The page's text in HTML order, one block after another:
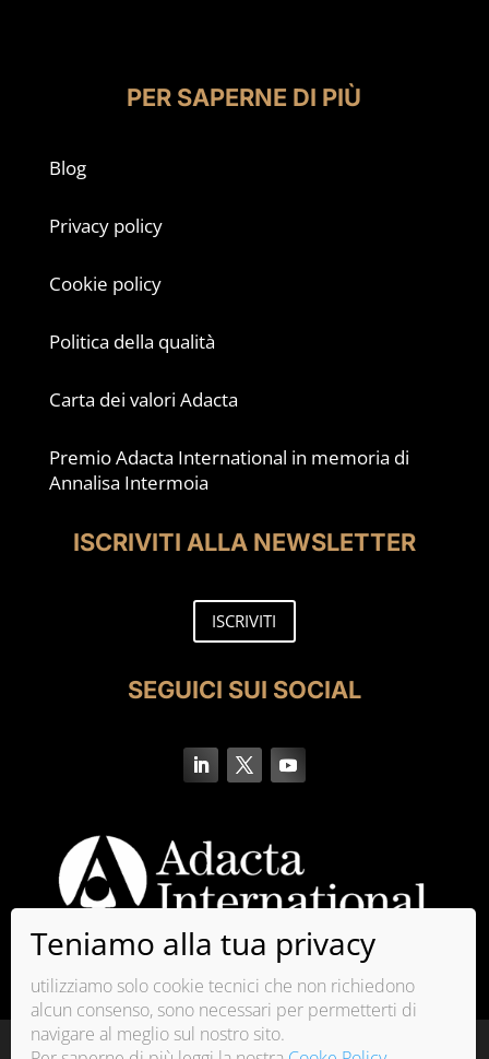
PER SAPERNE DI PIÙ
Blog
Privacy policy
Cookie policy
Politica della qualità
Carta dei valori Adacta
Premio Adacta International in memoria di
Annalisa Intermoia
ISCRIVITI ALLA NEWSLETTER
ISCRIVITI
SEGUICI SUI SOCIAL
La qualità del sistema di gestione di Adacta
utilizziamo solo cookie tecnici che non richiedono
alcun consenso, sono necessari per permetterti di
navigare al meglio sul nostro sito.